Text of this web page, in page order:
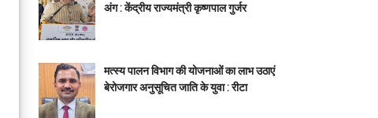
अंग : केंद्रीय राज्यमंत्री कृष्णपाल गुर्जर
मत्स्य पालन विभाग की योजनाओं का लाभ उठाएं
बेरोजगार अनुसूचित जाति के युवा : रीटा